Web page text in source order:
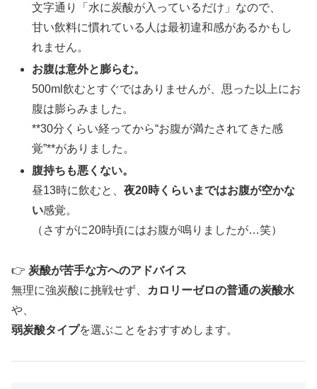
文字通り「水に炭酸が入っているだけ」なので、
甘い飲料に慣れている人は最初違和感があるかもし
れません。
お腹は意外と膨らむ。
500ml飲むとすぐではありませんが、思った以上にお
腹は膨らみました。
**30分くらい経ってから“お腹が満たされてきた感
覚”**がありました。
腹持ちも悪くない。
昼13時に飲むと、夜20時くらいまではお腹が空かな
い感覚。
（さすがに20時頃にはお腹が鳴りましたが…笑）
👉 炭酸が苦手な方へのアドバイス
無理に強炭酸に挑戦せず、
カロリーゼロの普通の炭酸水
や、
弱炭酸タイプを選ぶことをおすすめします。